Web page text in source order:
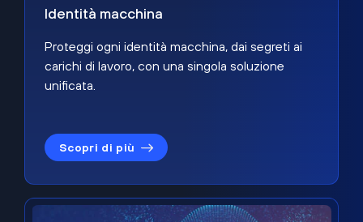
Identità macchina
Proteggi ogni identità macchina, dai segreti ai
carichi di lavoro, con una singola soluzione
unificata.
Scopri di più